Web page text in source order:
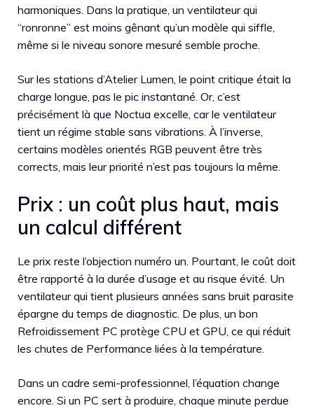
harmoniques. Dans la pratique, un ventilateur qui
“ronronne” est moins gênant qu’un modèle qui siffle,
même si le niveau sonore mesuré semble proche.
Sur les stations d’Atelier Lumen, le point critique était la
charge longue, pas le pic instantané. Or, c’est
précisément là que Noctua excelle, car le ventilateur
tient un régime stable sans vibrations. À l’inverse,
certains modèles orientés RGB peuvent être très
corrects, mais leur priorité n’est pas toujours la même.
Prix : un coût plus haut, mais
un calcul différent
Le prix reste l’objection numéro un. Pourtant, le coût doit
être rapporté à la durée d’usage et au risque évité. Un
ventilateur qui tient plusieurs années sans bruit parasite
épargne du temps de diagnostic. De plus, un bon
Refroidissement PC protège CPU et GPU, ce qui réduit
les chutes de Performance liées à la température.
Dans un cadre semi-professionnel, l’équation change
encore. Si un PC sert à produire, chaque minute perdue